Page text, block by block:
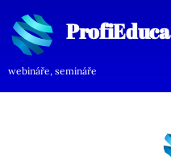
ProfiEduca
ProfiEduca
rofiEduca
webináře, semináře